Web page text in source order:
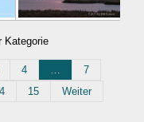
Kategorie
4 …
7
15
Weiter